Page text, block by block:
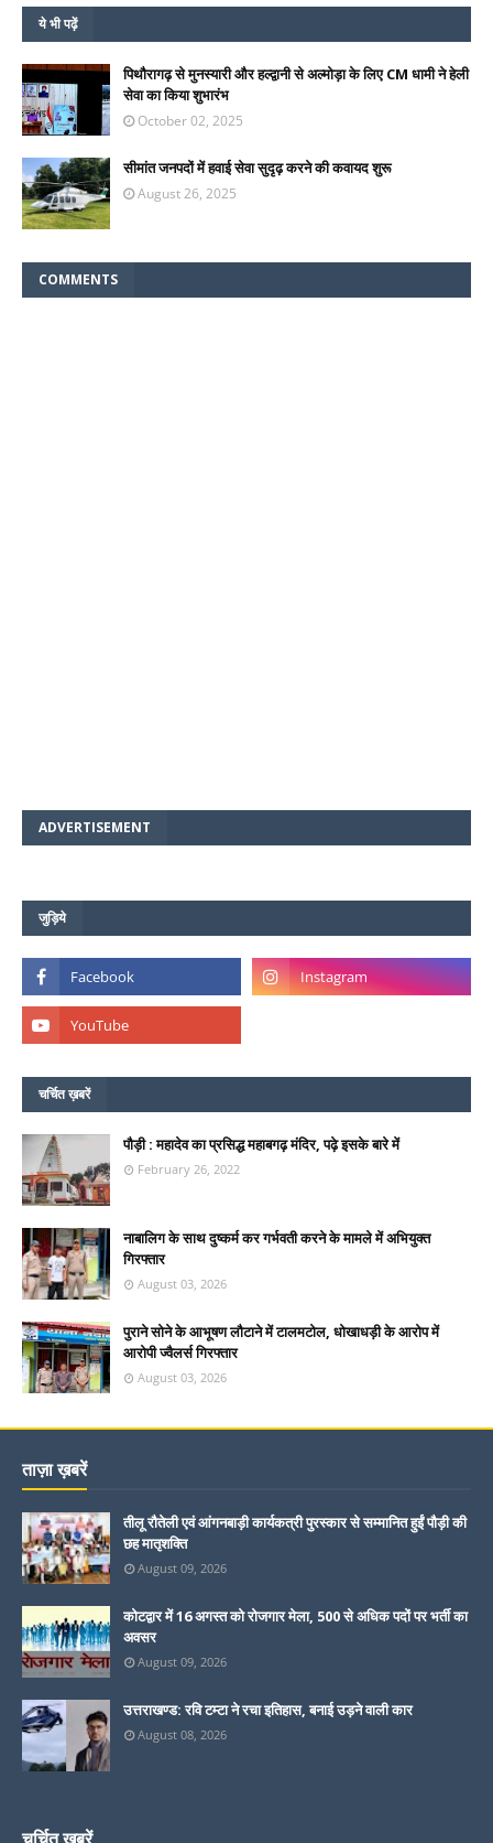
ये भी पढ़ें
पिथौरागढ़ से मुनस्यारी और हल्द्वानी से अल्मोड़ा के लिए CM धामी ने हेली
सेवा का किया शुभारंभ
October 02, 2025
सीमांत जनपदों में हवाई सेवा सुदृढ़ करने की कवायद शुरू
August 26, 2025
COMMENTS
ADVERTISEMENT
जुड़िये
चर्चित ख़बरें
पौड़ी : महादेव का प्रसिद्ध महाबगढ़ मंदिर, पढ़े इसके बारे में
February 26, 2022
नाबालिग के साथ दुष्कर्म कर गर्भवती करने के मामले में अभियुक्त
गिरफ्तार
August 03, 2026
पुराने सोने के आभूषण लौटाने में टालमटोल, धोखाधड़ी के आरोप में
आरोपी ज्वैलर्स गिरफ्तार
August 03, 2026
ताज़ा ख़बरें
तीलू रौतेली एवं आंगनबाड़ी कार्यकत्री पुरस्कार से सम्मानित हुईं पौड़ी की
छह मातृशक्ति
August 09, 2026
कोटद्वार में 16 अगस्त को रोजगार मेला, 500 से अधिक पदों पर भर्ती का
अवसर
August 09, 2026
उत्तराखण्ड: रवि टम्टा ने रचा इतिहास, बनाई उड़ने वाली कार
August 08, 2026
चर्चित ख़बरें